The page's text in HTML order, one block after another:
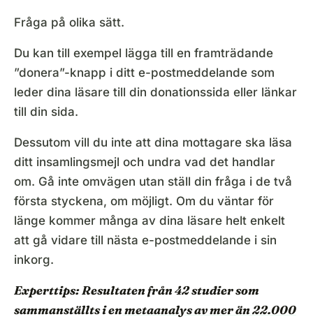
Fråga på olika sätt.
Du kan till exempel lägga till en framträdande
”donera”-knapp i ditt e-postmeddelande som
leder dina läsare till din donationssida eller länkar
till din sida.
Dessutom vill du inte att dina mottagare ska läsa
ditt insamlingsmejl och undra vad det handlar
om. Gå inte omvägen utan ställ din fråga i de två
första styckena, om möjligt. Om du väntar för
länge kommer många av dina läsare helt enkelt
att gå vidare till nästa e-postmeddelande i sin
inkorg.
Experttips: Resultaten från 42 studier som
sammanställts i enmetaanalys av mer än 22.000